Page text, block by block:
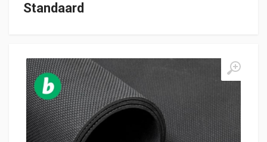
Standaard